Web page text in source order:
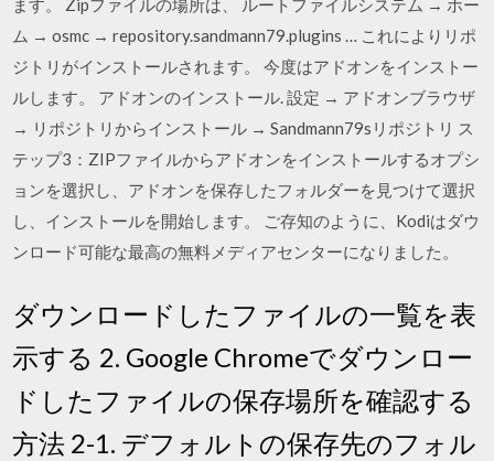
ます。 Zipファイルの場所は、 ルートファイルシステム → ホー
ム → osmc → repository.sandmann79.plugins … これによりリポ
ジトリがインストールされます。 今度はアドオンをインストー
ルします。 アドオンのインストール. 設定 → アドオンブラウザ
→ リポジトリからインストール → Sandmann79sリポジトリ ス
テップ3：ZIPファイルからアドオンをインストールするオプシ
ョンを選択し、アドオンを保存したフォルダーを見つけて選択
し、インストールを開始します。 ご存知のように、Kodiはダウ
ンロード可能な最高の無料メディアセンターになりました。
ダウンロードしたファイルの一覧を表
示する 2. Google Chromeでダウンロー
ドしたファイルの保存場所を確認する
方法 2-1. デフォルトの保存先のフォル